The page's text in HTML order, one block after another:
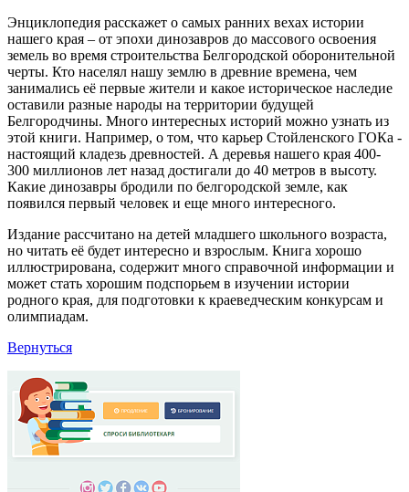
Энциклопедия расскажет о самых ранних вехах истории
нашего края – от эпохи динозавров до массового освоения
земель во время строительства Белгородской оборонительной
черты. Кто населял нашу землю в древние времена, чем
занимались её первые жители и какое историческое наследие
оставили разные народы на территории будущей
Белгородчины. Много интересных историй можно узнать из
этой книги. Например, о том, что карьер Стойленского ГОКа -
настоящий кладезь древностей. А деревья нашего края 400-
300 миллионов лет назад достигали до 40 метров в высоту.
Какие динозавры бродили по белгородской земле, как
появился первый человек и еще много интересного.
Издание рассчитано на детей младшего школьного возраста,
но читать её будет интересно и взрослым. Книга хорошо
иллюстрирована, содержит много справочной информации и
может стать хорошим подспорьем в изучении истории
родного края, для подготовки к краеведческим конкурсам и
олимпиадам.
Вернуться